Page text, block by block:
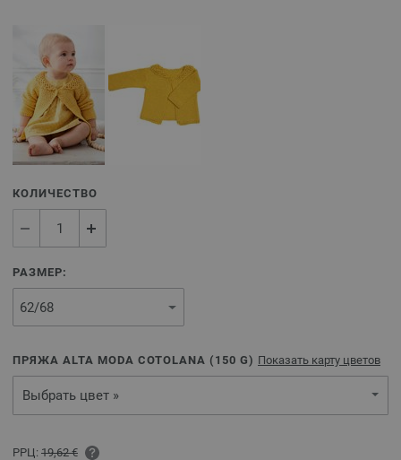
КОЛИЧЕСТВО
РАЗМЕР:
ПРЯЖА ALTA MODA COTOLANA ( 150 G) Показать карту цветов
Выбрать цвет »
РРЦ: 19,62 €